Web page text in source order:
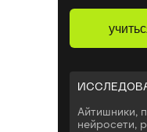
Айтишники,
нейросети,